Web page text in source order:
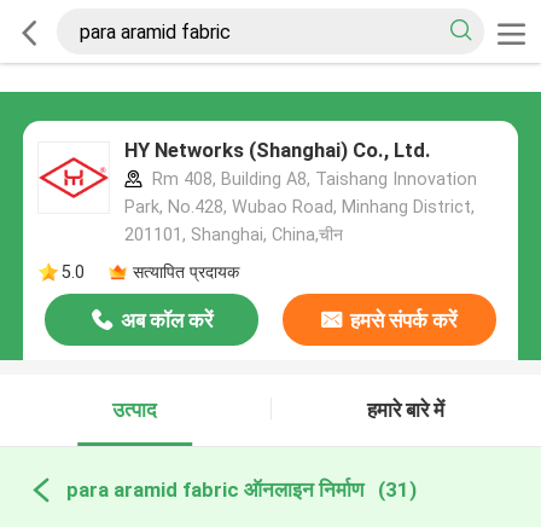
HY Networks (Shanghai) Co., Ltd.
Rm 408, Building A8, Taishang Innovation
Park, No.428, Wubao Road, Minhang District,
201101, Shanghai, China,चीन
5.0
सत्यापित प्रदायक
अब कॉल करें हमसे संपर्क करें
उत्पाद हमारे बारे में
para aramid fabric ऑनलाइन निर्माण (31)